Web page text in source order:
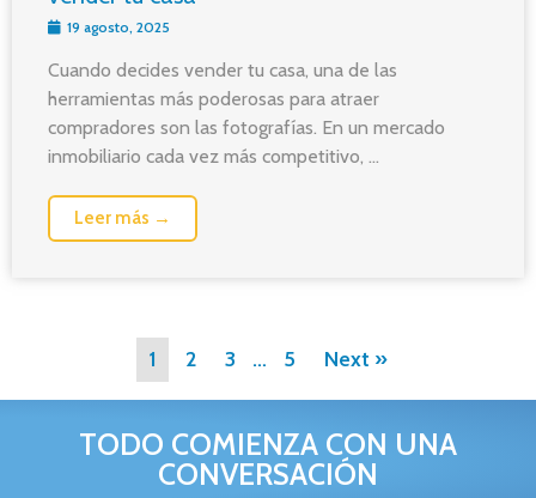
19 agosto, 2025
Cuando decides vender tu casa, una de las
herramientas más poderosas para atraer
compradores son las fotografías. En un mercado
inmobiliario cada vez más competitivo, ...
Leer más →
1 2 3 … 5 Next »
TODO COMIENZA CON UNA
CONVERSACIÓN